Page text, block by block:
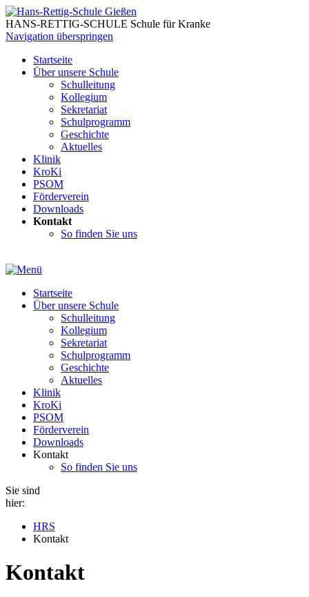
HANS-RETTIG-SCHULE Schule für Kranke
Navigation überspringen
Startseite
Über unsere Schule
Schulleitung
Kollegium
Sekretariat
Schulprogramm
Geschichte
Aktuelles
Klinik
KroKi
PSOM
Förderverein
Downloads
Kontakt
So finden Sie uns
Startseite
Über unsere Schule
Schulleitung
Kollegium
Sekretariat
Schulprogramm
Geschichte
Aktuelles
Klinik
KroKi
PSOM
Förderverein
Downloads
Kontakt
So finden Sie uns
Sie sind
hier:
HRS
Kontakt
Kontakt